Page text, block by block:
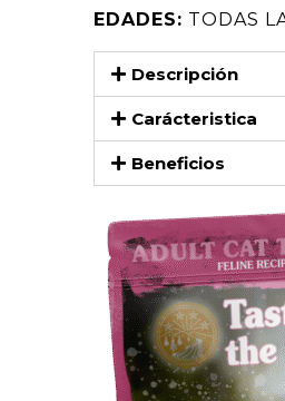
EDADES: TODAS
Descripción
Carácteristica
Beneficios